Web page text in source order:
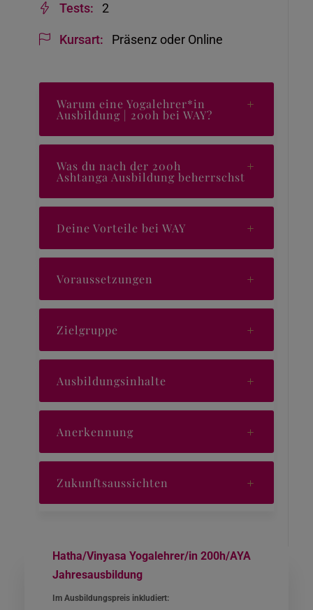
Tests: 2
Kursart: Präsenz oder Online
Warum eine Yogalehrer*in
Ausbildung | 200h bei WAY?
Was du nach der 200h
Ashtanga Ausbildung beherrschst
Deine Vorteile bei WAY
Voraussetzungen
Zielgruppe
Ausbildungsinhalte
Anerkennung
Zukunftsaussichten
Hatha/Vinyasa Yogalehrer/in 200h/AYA
Jahresausbildung
Im Ausbildungspreis inkludiert: